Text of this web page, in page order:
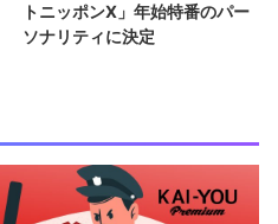
トニッポンX」年始特番のパー
ソナリティに決定